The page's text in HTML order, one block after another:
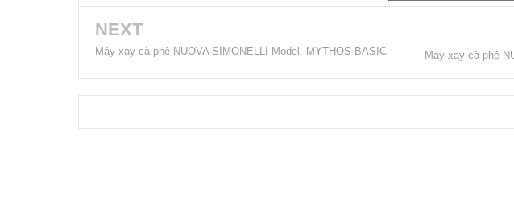
NEXT
Máy xay cà phê NUOVA SIMONELLI Model: MYTHOS BASIC Máy xay cà phê